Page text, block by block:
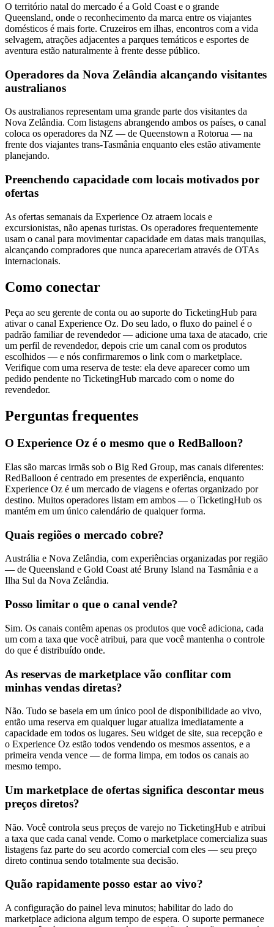
O território natal do mercado é a Gold Coast e o grande
Queensland, onde o reconhecimento da marca entre os viajantes
domésticos é mais forte. Cruzeiros em ilhas, encontros com a vida
selvagem, atrações adjacentes a parques temáticos e esportes de
aventura estão naturalmente à frente desse público.
Operadores da Nova Zelândia alcançando visitantes
australianos
Os australianos representam uma grande parte dos visitantes da
Nova Zelândia. Com listagens abrangendo ambos os países, o canal
coloca os operadores da NZ — de Queenstown a Rotorua — na
frente dos viajantes trans-Tasmânia enquanto eles estão ativamente
planejando.
Preenchendo capacidade com locais motivados por
ofertas
As ofertas semanais da Experience Oz atraem locais e
excursionistas, não apenas turistas. Os operadores frequentemente
usam o canal para movimentar capacidade em datas mais tranquilas,
alcançando compradores que nunca apareceriam através de OTAs
internacionais.
Como conectar
Peça ao seu gerente de conta ou ao suporte do TicketingHub para
ativar o canal Experience Oz. Do seu lado, o fluxo do painel é o
padrão familiar de revendedor — adicione uma taxa de atacado, crie
um perfil de revendedor, depois crie um canal com os produtos
escolhidos — e nós confirmaremos o link com o marketplace.
Verifique com uma reserva de teste: ela deve aparecer como um
pedido pendente no TicketingHub marcado com o nome do
revendedor.
Perguntas frequentes
O Experience Oz é o mesmo que o RedBalloon?
Elas são marcas irmãs sob o Big Red Group, mas canais diferentes:
RedBalloon é centrado em presentes de experiência, enquanto
Experience Oz é um mercado de viagens e ofertas organizado por
destino. Muitos operadores listam em ambos — o TicketingHub os
mantém em um único calendário de qualquer forma.
Quais regiões o mercado cobre?
Austrália e Nova Zelândia, com experiências organizadas por região
— de Queensland e Gold Coast até Bruny Island na Tasmânia e a
Ilha Sul da Nova Zelândia.
Posso limitar o que o canal vende?
Sim. Os canais contêm apenas os produtos que você adiciona, cada
um com a taxa que você atribui, para que você mantenha o controle
do que é distribuído onde.
As reservas de marketplace vão conflitar com
minhas vendas diretas?
Não. Tudo se baseia em um único pool de disponibilidade ao vivo,
então uma reserva em qualquer lugar atualiza imediatamente a
capacidade em todos os lugares. Seu widget de site, sua recepção e
o Experience Oz estão todos vendendo os mesmos assentos, e a
primeira venda vence — de forma limpa, em todos os canais ao
mesmo tempo.
Um marketplace de ofertas significa descontar meus
preços diretos?
Não. Você controla seus preços de varejo no TicketingHub e atribui
a taxa que cada canal vende. Como o marketplace comercializa suas
listagens faz parte do seu acordo comercial com eles — seu preço
direto continua sendo totalmente sua decisão.
Quão rapidamente posso estar ao vivo?
A configuração do painel leva minutos; habilitar do lado do
marketplace adiciona algum tempo de espera. O suporte permanece